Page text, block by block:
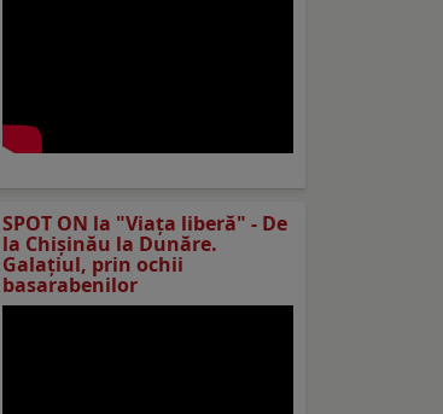
SPOT ON la "Viaţa liberă" - De
la Chișinău la Dunăre.
Galațiul, prin ochii
basarabenilor